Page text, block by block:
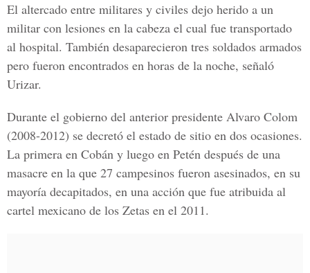
El altercado entre militares y civiles dejo herido a un
militar con lesiones en la cabeza el cual fue transportado
al hospital. También desaparecieron tres soldados armados
pero fueron encontrados en horas de la noche, señaló
Urizar.
Durante el gobierno del anterior presidente Alvaro Colom
(2008-2012) se decretó el estado de sitio en dos ocasiones.
La primera en Cobán y luego en Petén después de una
masacre en la que 27 campesinos fueron asesinados, en su
mayoría decapitados, en una acción que fue atribuida al
cartel mexicano de los Zetas en el 2011.